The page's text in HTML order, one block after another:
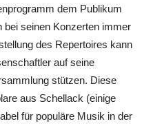
dem Publikum
bei seinen Konzerten immer
des Repertoires kann
auf seine
stützen. Diese
aus Schellack (einige
für populäre Musik in der